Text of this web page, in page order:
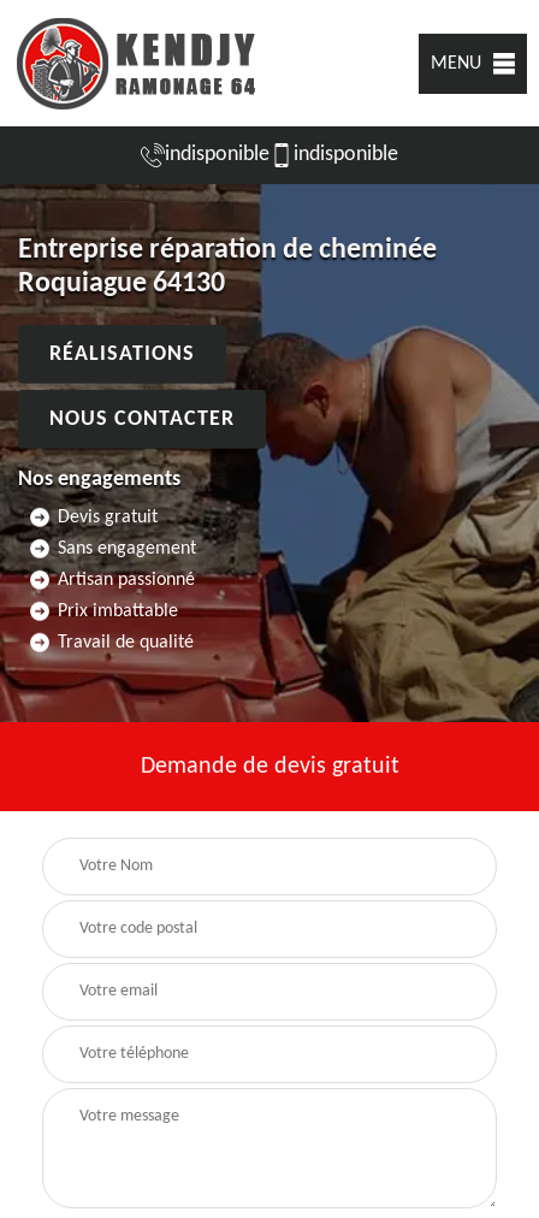
MENU
indisponible indisponible
Entreprise réparation de cheminée
Roquiague 64130
RÉALISATIONS
NOUS CONTACTER
Nos engagements
Devis gratuit
Sans engagement
Artisan passionné
Prix imbattable
Travail de qualité
Demande de devis gratuit